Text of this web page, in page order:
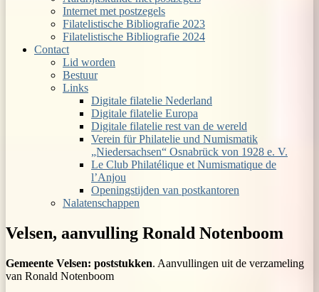
Internet met postzegels
Filatelistische Bibliografie 2023
Filatelistische Bibliografie 2024
Contact
Lid worden
Bestuur
Links
Digitale filatelie Nederland
Digitale filatelie Europa
Digitale filatelie rest van de wereld
Verein für Philatelie und Numismatik
„Niedersachsen“ Osnabrück von 1928 e. V.
Le Club Philatélique et Numismatique de
l’Anjou
Openingstijden van postkantoren
Nalatenschappen
Velsen, aanvulling Ronald Notenboom
Gemeente Velsen: poststukken. Aanvullingen uit de verzameling
van Ronald Notenboom